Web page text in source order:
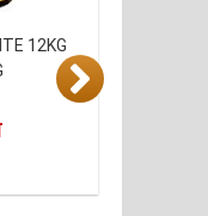
12KG